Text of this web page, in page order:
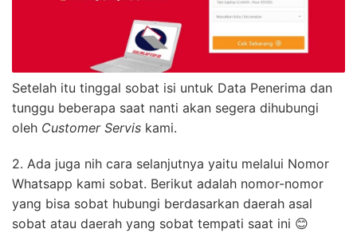
Setelah itu tinggal sobat isi untuk Data Penerima dan
tunggu beberapa saat nanti akan segera dihubungi
oleh Customer Servis kami.
2. Ada juga nih cara selanjutnya yaitu melalui Nomor
Whatsapp kami sobat. Berikut adalah nomor-nomor
yang bisa sobat hubungi berdasarkan daerah asal
sobat atau daerah yang sobat tempati saat ini 😊